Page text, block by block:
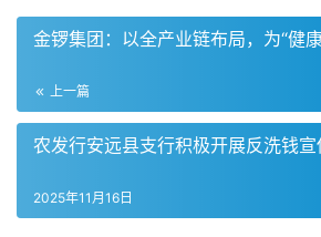
金锣集团：以全产业链布局，为“健
上一篇
农发行安远县支行积极开展反洗钱
2025年11月16日